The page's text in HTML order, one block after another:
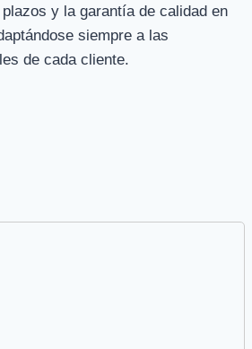
y la garantía de calidad en
siempre a las
de cada cliente.